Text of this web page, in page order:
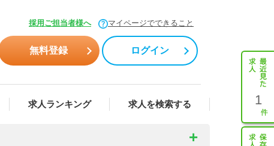
採用ご担当者様へ マイページでできること
無料登録 ログイン
求人ランキング 求人を検索する 1